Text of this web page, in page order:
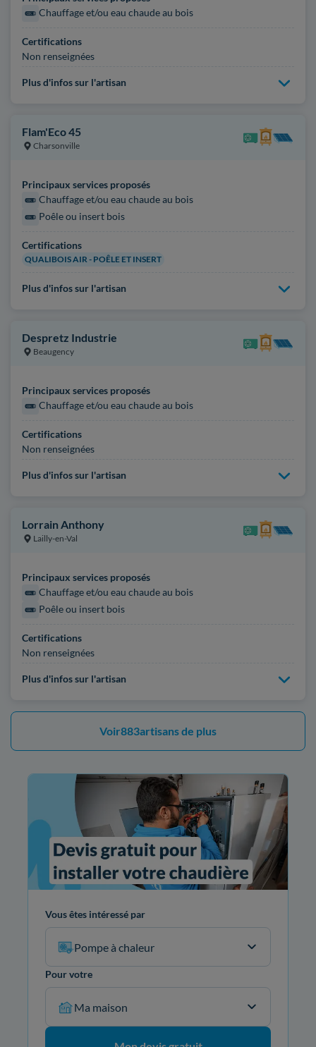
Chauffage et/ou eau chaude au bois
Certifications
Non renseignées
Plus d'infos sur l'artisan
Flam'Eco 45
Charsonville
Principaux services proposés
Chauffage et/ou eau chaude au bois
Poêle ou insert bois
Certifications
QUALIBOIS AIR - POÊLE ET INSERT
Plus d'infos sur l'artisan
Despretz Industrie
Beaugency
Principaux services proposés
Chauffage et/ou eau chaude au bois
Certifications
Non renseignées
Plus d'infos sur l'artisan
Lorrain Anthony
Lailly-en-Val
Principaux services proposés
Chauffage et/ou eau chaude au bois
Poêle ou insert bois
Certifications
Non renseignées
Plus d'infos sur l'artisan
Voir883artisans de plus
Vous êtes intéressé par
Pompe à chaleur
Pour votre
Ma maison